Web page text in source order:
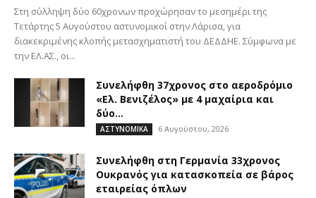
Στη σύλληψη δύο 60χρονων προχώρησαν το μεσημέρι της
Τετάρτης 5 Αυγούστου αστυνομικοί στην Λάρισα, για
διακεκριμένης κλοπής μετασχηματιστή του ΔΕΔΔΗΕ. Σύμφωνα με
την ΕΛ.ΑΣ., οι...
Συνελήφθη 37χρονος στο αεροδρόμιο
«Ελ. Βενιζέλος» με 4 μαχαίρια και
δύο...
ΑΣΤΥΝΟΜΙΚΑ 6 Αυγούστου, 2026
Συνελήφθη στη Γερμανία 33χρονος
Ουκρανός για κατασκοπεία σε βάρος
εταιρείας όπλων